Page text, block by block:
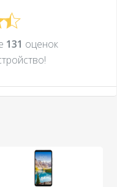
131 оценок